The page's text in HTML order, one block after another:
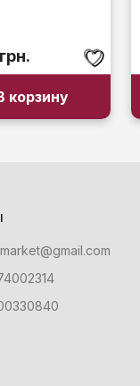
грн.
корзину